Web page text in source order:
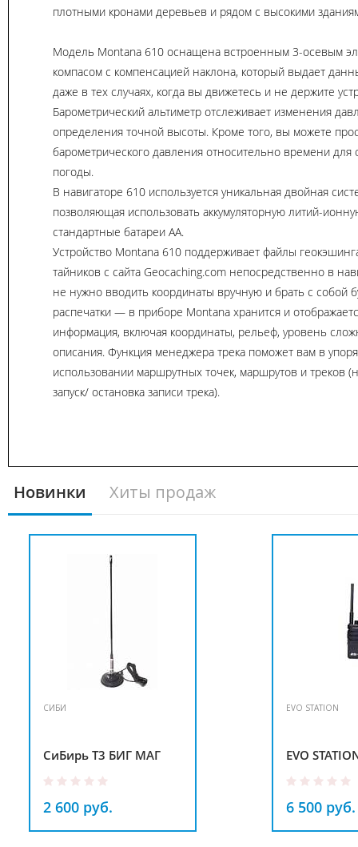
плотными кронами деревьев и рядом с высокими
Модель Montana 610 оснащена встроенным 3-осевым
компасом с компенсацией наклона, который выдает
даже в тех случаях, когда вы движетесь и не держите
Барометрический альтиметр отслеживает изменения
определения точной высоты. Кроме того, вы можете
барометрического давления относительно времени
погоды.
В навигаторе 610 используется уникальная двойная
позволяющая использовать аккумуляторную литий-
стандартные батареи АА.
Устройство Montana 610 поддерживает файлы
тайников с сайта Geocaching.com непосредственно в
не нужно вводить координаты вручную и брать с собой
распечатки — в приборе Montana хранится и
информация, включая координаты, рельеф, уровень
описания. Функция менеджера трека поможет вам в
использовании маршрутных точек, маршрутов и треков
запуск/ остановка записи трека).
Новинки Хиты продаж
СИБИ
СиБирь Т3 БИГ МАГ
2 600 руб.
EVO STATION
EVO
6 500 руб.